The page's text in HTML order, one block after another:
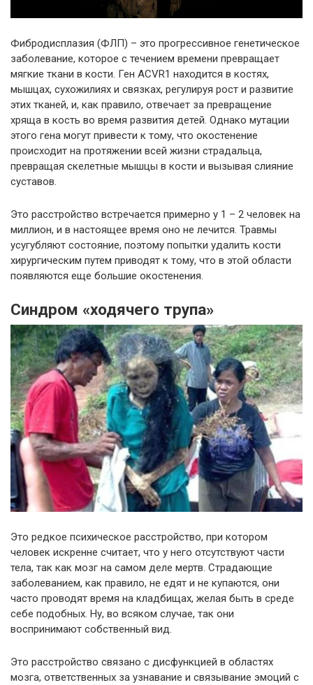
Фибродисплазия (ФЛП) – это прогрессивное генетическое
заболевание, которое с течением времени превращает
мягкие ткани в кости. Ген ACVR1 находится в костях,
мышцах, сухожилиях и связках, регулируя рост и развитие
этих тканей, и, как правило, отвечает за превращение
хряща в кость во время развития детей. Однако мутации
этого гена могут привести к тому, что окостенение
происходит на протяжении всей жизни страдальца,
превращая скелетные мышцы в кости и вызывая слияние
суставов.
Это расстройство встречается примерно у 1 – 2 человек на
миллион, и в настоящее время оно не лечится. Травмы
усугубляют состояние, поэтому попытки удалить кости
хирургическим путем приводят к тому, что в этой области
появляются еще большие окостенения.
Синдром «ходячего трупа»
Это редкое психическое расстройство, при котором
человек искренне считает, что у него отсутствуют части
тела, так как мозг на самом деле мертв. Страдающие
заболеванием, как правило, не едят и не купаются, они
часто проводят время на кладбищах, желая быть в среде
себе подобных. Ну, во всяком случае, так они
воспринимают собственный вид.
Это расстройство связано с дисфункцией в областях
мозга, ответственных за узнавание и связывание эмоций с